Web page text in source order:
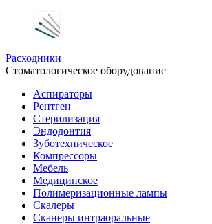
Расходники
Стоматологическое оборудование
Аспираторы
Рентген
Стерилизация
Эндодонтия
Зуботехническое
Компрессоры
Мебель
Медицинское
Полимеризационные лампы
Скалеры
Сканеры интраоральные